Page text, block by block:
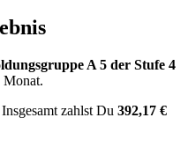
A 5 der Stufe 4
Monat.
zahlst Du 392,17 €